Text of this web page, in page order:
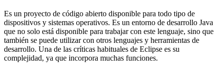
Es un proyecto de código abierto disponible para todo tipo de
dispositivos y sistemas operativos. Es un entorno de desarrollo Java
que no solo está disponible para trabajar con este lenguaje, sino que
también se puede utilizar con otros lenguajes y herramientas de
desarrollo. Una de las críticas habituales de Eclipse es su
complejidad, ya que incorpora muchas funciones.